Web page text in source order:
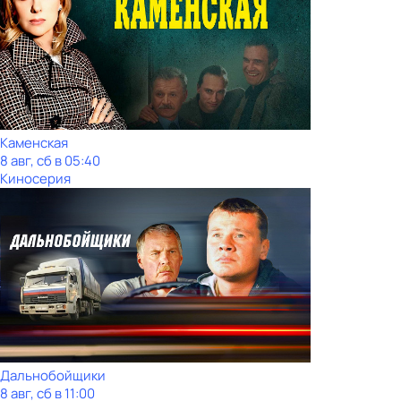
Каменская
8 авг, сб в 05:40
Киносерия
Дальнобойщики
8 авг, сб в 11:00